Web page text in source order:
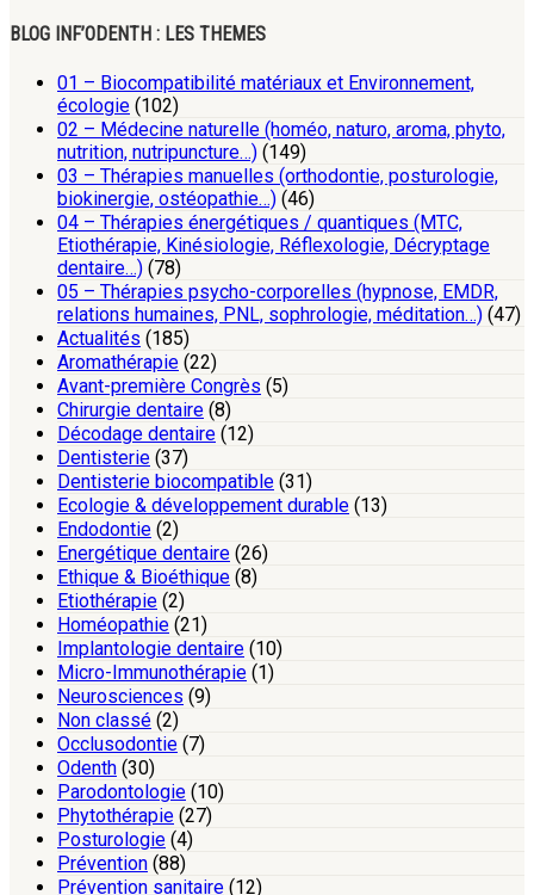
BLOG INF’ODENTH : LES THEMES
01 – Biocompatibilité matériaux et Environnement,
écologie (102)
02 – Médecine naturelle (homéo, naturo, aroma, phyto,
nutrition, nutripuncture…) (149)
03 – Thérapies manuelles (orthodontie, posturologie,
biokinergie, ostéopathie…) (46)
04 – Thérapies énergétiques / quantiques (MTC,
Etiothérapie, Kinésiologie, Réflexologie, Décryptage
dentaire…) (78)
05 – Thérapies psycho-corporelles (hypnose, EMDR,
relations humaines, PNL, sophrologie, méditation…) (47)
Actualités (185)
Aromathérapie (22)
Avant-première Congrès (5)
Chirurgie dentaire (8)
Décodage dentaire (12)
Dentisterie (37)
Dentisterie biocompatible (31)
Ecologie & développement durable (13)
Endodontie (2)
Energétique dentaire (26)
Ethique & Bioéthique (8)
Etiothérapie (2)
Homéopathie (21)
Implantologie dentaire (10)
Micro-Immunothérapie (1)
Neurosciences (9)
Non classé (2)
Occlusodontie (7)
Odenth (30)
Parodontologie (10)
Phytothérapie (27)
Posturologie (4)
Prévention (88)
Prévention sanitaire (12)